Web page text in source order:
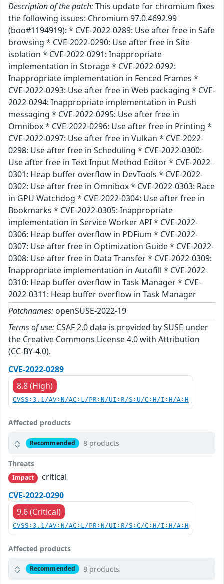
Description of the patch:This update for chromium fixes
the following issues: Chromium 97.0.4692.99
(boo#1194919): * CVE-2022-0289: Use after free in Safe
browsing * CVE-2022-0290: Use after free in Site
isolation * CVE-2022-0291: Inappropriate
implementation in Storage * CVE-2022-0292:
Inappropriate implementation in Fenced Frames *
CVE-2022-0293: Use after free in Web packaging * CVE-
2022-0294: Inappropriate implementation in Push
messaging * CVE-2022-0295: Use after free in
Omnibox * CVE-2022-0296: Use after free in Printing *
CVE-2022-0297: Use after free in Vulkan * CVE-2022-
0298: Use after free in Scheduling * CVE-2022-0300:
Use after free in Text Input Method Editor * CVE-2022-
0301: Heap buffer overflow in DevTools * CVE-2022-
0302: Use after free in Omnibox * CVE-2022-0303: Race
in GPU Watchdog * CVE-2022-0304: Use after free in
Bookmarks * CVE-2022-0305: Inappropriate
implementation in Service Worker API * CVE-2022-
0306: Heap buffer overflow in PDFium * CVE-2022-
0307: Use after free in Optimization Guide * CVE-2022-
0308: Use after free in Data Transfer * CVE-2022-0309:
Inappropriate implementation in Autofill * CVE-2022-
0310: Heap buffer overflow in Task Manager * CVE-
2022-0311: Heap buffer overflow in Task Manager
Patchnames: openSUSE-2022-19
Terms of use: CSAF 2.0 data is provided by SUSE under
the Creative Commons License 4.0 with Attribution
(CC-BY-4.0).
CVE-2022-0289
8.8 (High)
CVSS:3.1/AV:N/AC:L/PR:N/UI:R/S:U/C:H/I:H/A:H
Affected products
Recommended 8 products
Threats
Impact
critical
CVE-2022-0290
9.6 (Critical)
CVSS:3.1/AV:N/AC:L/PR:N/UI:R/S:C/C:H/I:H/A:H
Affected products
Recommended 8 products